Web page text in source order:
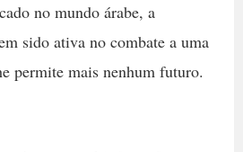
no mundo árabe, a
sido ativa no combate a uma
permite mais nenhum futuro.